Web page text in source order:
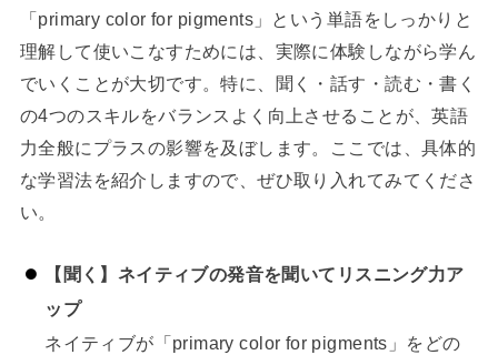
「primary color for pigments」という単語をしっかりと
理解して使いこなすためには、実際に体験しながら学ん
でいくことが大切です。特に、聞く・話す・読む・書く
の4つのスキルをバランスよく向上させることが、英語
力全般にプラスの影響を及ぼします。ここでは、具体的
な学習法を紹介しますので、ぜひ取り入れてみてくださ
い。
【聞く】ネイティブの発音を聞いてリスニング力ア
ップ
ネイティブが「primary color for pigments」をどの